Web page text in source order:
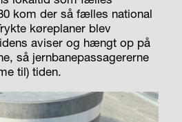
kom der så fælles national
køreplaner blev
aviser og hængt op på
så jernbanepassagererne
til) tiden.